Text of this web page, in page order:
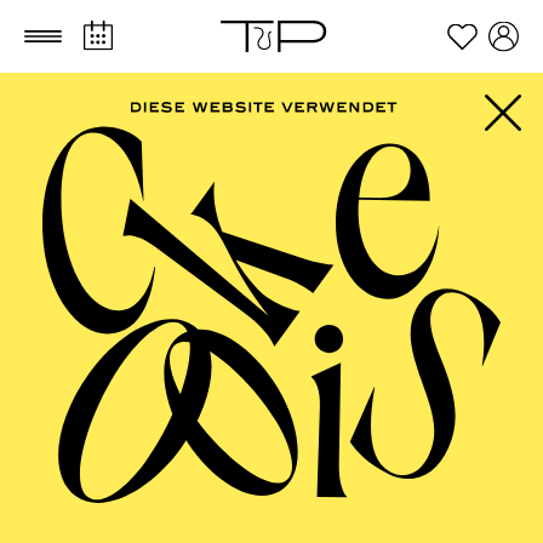
Zum Hauptinhalt springen Zum Footer springen
Robert Watson
Der amerikanische Tenor Robert Watson gibt in der
Spielzeit 2024/25 sein Hausdebüt an der Opéra de Lyon
als Tambourmajor („ Wozzeck“
), sein Rollendebüt in der
Titelpartie von Richard WagnersParsifal
am Aalto
Theater in Essen feiern, als Pinkerton („
Madama
Butterfly“
) an der Vancouver Opera zu Gast sein, sowie
sein Japandebüt als Erik („
Der fliegende Holländer“
am Hyogo Performing Arts Center geben.